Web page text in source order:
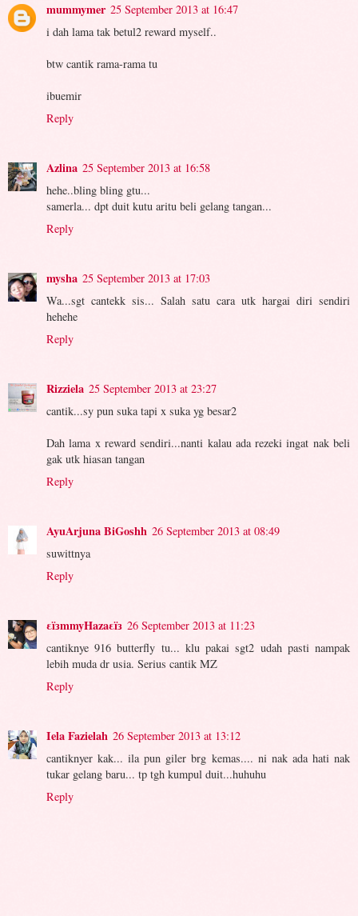
mummymer 25 September 2013 at 16:47
i dah lama tak betul2 reward myself..
btw cantik rama-rama tu
ibuemir
Reply
Azlina 25 September 2013 at 16:58
hehe..bling bling gtu...
samerla... dpt duit kutu aritu beli gelang tangan...
Reply
mysha 25 September 2013 at 17:03
Wa...sgt cantekk sis... Salah satu cara utk hargai diri sendiri
hehehe
Reply
Rizziela 25 September 2013 at 23:27
cantik...sy pun suka tapi x suka yg besar2
Dah lama x reward sendiri...nanti kalau ada rezeki ingat nak beli
gak utk hiasan tangan
Reply
AyuArjuna BiGoshh 26 September 2013 at 08:49
suwittnya
Reply
εïзmmyHazaεïз 26 September 2013 at 11:23
cantiknye 916 butterfly tu... klu pakai sgt2 udah pasti nampak
lebih muda dr usia. Serius cantik MZ
Reply
Iela Fazielah 26 September 2013 at 13:12
cantiknyer kak... ila pun giler brg kemas.... ni nak ada hati nak
tukar gelang baru... tp tgh kumpul duit...huhuhu
Reply